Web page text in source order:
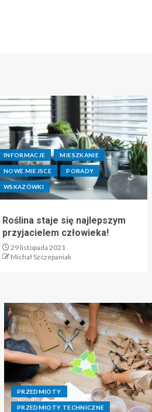
INFORMACJE MIESZKANIE
NOWE MIEJSCE PORADY
WSKAZÓWKI
Roślina staje się najlepszym
przyjacielem człowieka!
29 listopada 2021
Michał Szczepaniak
PRZEDMIOTY
PRZEDMIOTY TECHNICZNE